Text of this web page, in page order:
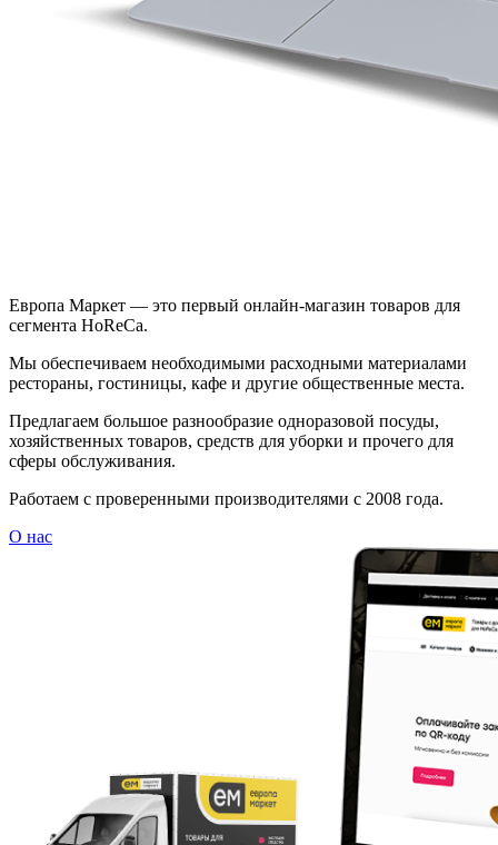
Европа Маркет — это первый онлайн-магазин товаров для
сегмента HoReCa.
Мы обеспечиваем необходимыми расходными материалами
рестораны, гостиницы, кафе и другие общественные места.
Предлагаем большое разнообразие одноразовой посуды,
хозяйственных товаров, средств для уборки и прочего для
сферы обслуживания.
Работаем с проверенными производителями с 2008 года.
О нас